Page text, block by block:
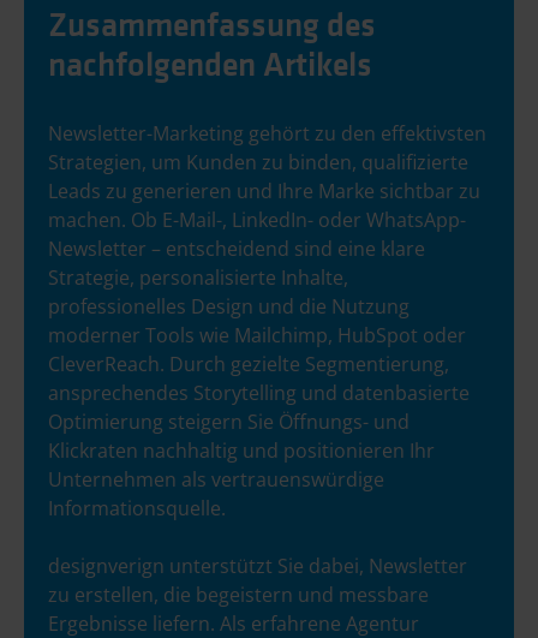
Zusammenfassung des
nachfolgenden Artikels
Newsletter-Marketing gehört zu den effektivsten
Strategien, um Kunden zu binden, qualifizierte
Leads zu generieren und Ihre Marke sichtbar zu
machen. Ob E-Mail-, LinkedIn- oder WhatsApp-
Newsletter – entscheidend sind eine klare
Strategie, personalisierte Inhalte,
professionelles Design und die Nutzung
moderner Tools wie Mailchimp, HubSpot oder
CleverReach. Durch gezielte Segmentierung,
ansprechendes Storytelling und datenbasierte
Optimierung steigern Sie Öffnungs- und
Klickraten nachhaltig und positionieren Ihr
Unternehmen als vertrauenswürdige
Informationsquelle.
designverign unterstützt Sie dabei, Newsletter
zu erstellen, die begeistern und messbare
Ergebnisse liefern. Als erfahrene Agentur